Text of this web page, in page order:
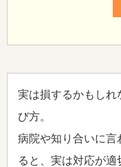
実は損するかもしれ
び方。
病院や知り合いに言
ると、実は対応が適